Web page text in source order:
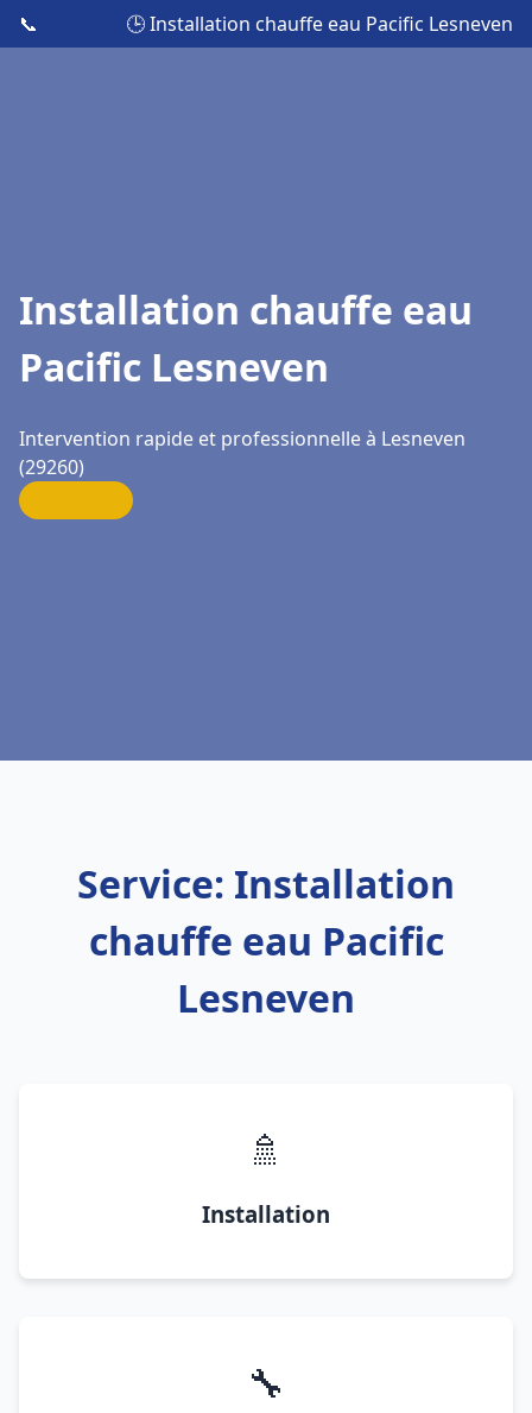
📞 🕒 Installation chauffe eau Pacific Lesneven
Installation chauffe eau
Pacific Lesneven
Intervention rapide et professionnelle à Lesneven
(29260)
Service: Installation
chauffe eau Pacific
Lesneven
🚿
Installation
🔧